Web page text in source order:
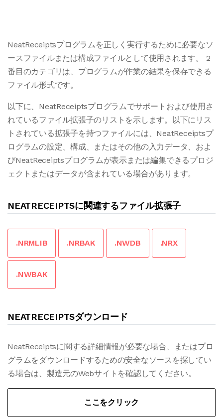
NeatReceiptsプログラムを正しく実行するために必要なソ
ースファイルまたは構成ファイルとして使用されます。 2
番目のカテゴリは、プログラムが作業の結果を保存できる
ファイル形式です。
以下に、NeatReceiptsプログラムでサポートおよび使用さ
れているファイル拡張子のリストを示します。以下にリス
トされている拡張子を持つファイルには、NeatReceiptsプ
ログラムの設定、構成、またはその他の入力データ、およ
びNeatReceiptsプログラムが表示または編集できるプロジ
ェクトまたはデータが含まれている場合があります。
NEATRECEIPTSに関連するファイル拡張子
.NRMLIB .NRBAK .NWDB .NRX
.NWBAK
NEATRECEIPTSダウンロード
NeatReceiptsに関する詳細情報が必要な場合、またはプロ
グラムをダウンロードするための安全なソースを探してい
る場合は、製造元のWebサイトを確認してください。
ここをクリック